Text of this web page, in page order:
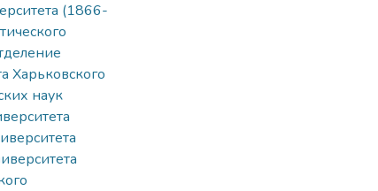
(1866-
Харьковского
наук